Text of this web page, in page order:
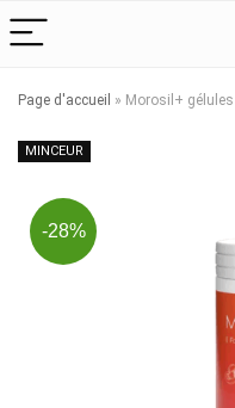
Page d'accueil » Morosil+
MINCEUR
-28%